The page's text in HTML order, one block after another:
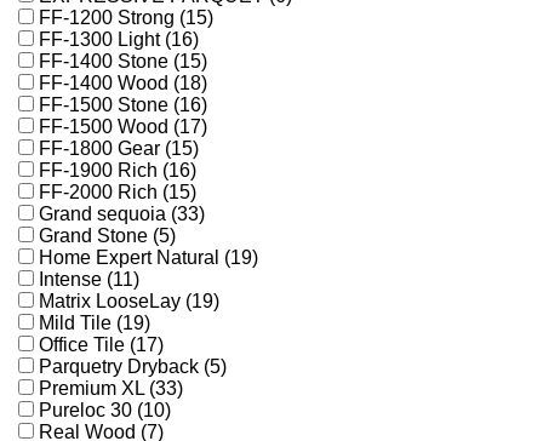
FF-1200 Strong (15)
FF-1300 Light (16)
FF-1400 Stone (15)
FF-1400 Wood (18)
FF-1500 Stone (16)
FF-1500 Wood (17)
FF-1800 Gear (15)
FF-1900 Rich (16)
FF-2000 Rich (15)
Grand sequoia (33)
Grand Stone (5)
Home Expert Natural (19)
Intense (11)
Matrix LooseLay (19)
Mild Tile (19)
Office Tile (17)
Parquetry Dryback (5)
Premium XL (33)
Pureloc 30 (10)
Real Wood (7)